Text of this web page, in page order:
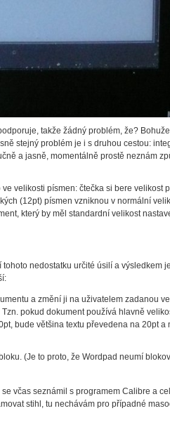
takže žádný problém, že?
stejný problém je i s druhou cestou:
a jasně, momentálně prostě neznám
velikosti písmen: čtečka si bere velikost
(12pt) písmen vzniknou v normální
který by měl standardní velikost
nedostatku určité úsilí a výsledkem je
a změní ji na uživatelem zadanou
pokud dokument používá hlavně
bude většina textu převedena na 20pt a
(Je to proto, že Wordpad neumí
včas seznámil s programem Calibre a
stihl, tu nechávám pro případné